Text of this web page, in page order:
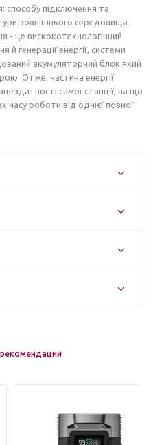
способу підключення та
зовнішнього середовища
- це вискокотехнологічний
й генерації енергії, системи
акумуляторний блок який
Отже, частина енергії
самої станції, на що
роботи від однієї повної